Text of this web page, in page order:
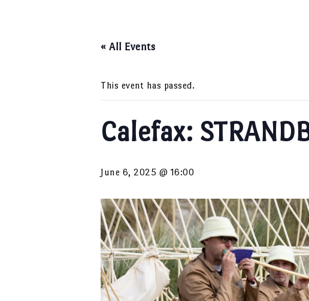
« All Events
This event has passed.
Calefax:
June 6, 2025 @ 16:00